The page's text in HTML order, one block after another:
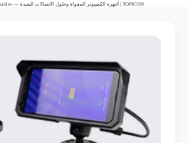
TOPICON Blog — Rugged Computing Insights & Industry Guides — أجهزة الكمبيوتر المقواة وحلول الاتصالات البعيدة | TOPICON